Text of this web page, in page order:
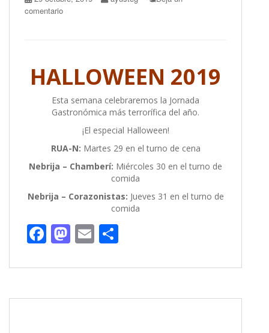
comentario
HALLOWEEN 2019
Esta semana celebraremos la Jornada
Gastronómica más terrorífica del año.
¡El especial Halloween!
RUA-N: Martes 29 en el turno de cena
Nebrija – Chamberí: Miércoles 30 en el turno de
comida
Nebrija – Corazonistas: Jueves 31 en el turno de
comida
F
e
b
M
to
d
E
ai
l
m
p